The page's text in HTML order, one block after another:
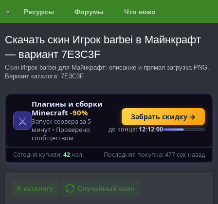
Ресурсы Форумы Что нового?
Скачать скин Игрок barbei в Майнкрафт
— вариант 7E3C3F
Скин Игрок barbei для Майнкрафт: описание и прямая загрузка PNG.
Вариант каталога: 7E3C3F.
К каталогу Случайный скин